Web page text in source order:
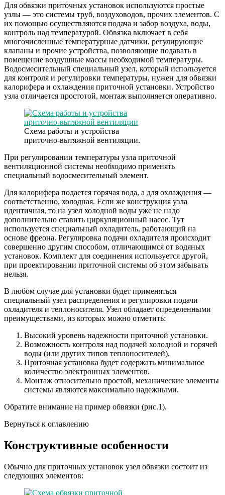
Для обвязки приточных установок используются простые
узлы — это системы труб, воздуховодов, прочих элементов. С
их помощью осуществляются подача и забор воздуха, воды,
контроль над температурой. Обвязка включает в себя
многочисленные температурные датчики, регулирующие
клапаны и прочие устройства, позволяющие подавать в
помещение воздушные массы необходимой температуры.
Водосмесительный специальный узел, который используется
для контроля и регулировки температуры, нужен для обвязки
калорифера и охлаждения приточной установки. Устройство
узла отличается простотой, монтаж выполняется оперативно.
Схема работы и устройства
приточно-вытяжной вентиляции.
При регулировании температуры узла приточной
вентиляционной системы необходимо применять
специальный водосмесительный элемент.
Для калорифера подается горячая вода, а для охлаждения —
соответственно, холодная. Если же конструкция узла
идентичная, то на узел холодной воды уже не надо
дополнительно ставить циркуляционный насос. Тут
используется специальный охладитель, работающий на
основе фреона. Регулировка подачи охладителя происходит
совершенно другим способом, отличающимся от водяных
установок. Комплект для соединения используется другой,
при проектировании приточной системы об этом забывать
нельзя.
В любом случае для установки будет применяться
специальный узел распределения и регулировки подачи
охладителя и теплоносителя. Узел обладает определенными
преимуществами, из которых можно отметить:
Высокий уровень надежности приточной установки.
Возможность контроля над подачей холодной и горячей
воды (или других типов теплоносителей).
Приточная установка будет содержать минимальное
количество электронных элементов.
Монтаж относительно простой, механические элементы
системы являются максимально надежными.
Обратите внимание на пример обвязки (рис.1).
Вернуться к оглавлению
Конструктивные особенности
Обычно для приточных установок узел обвязки состоит из
следующих элементов: